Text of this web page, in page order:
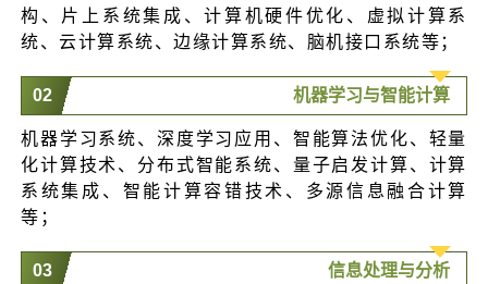
构、片上系统集成、计算机硬件优化、虚拟计算系
统、云计算系统、边缘计算系统、脑机接口系统等；
02 机器学习与智能计算
机器学习系统、深度学习应用、智能算法优化、轻量
化计算技术、分布式智能系统、量子启发计算、计算
系统集成、智能计算容错技术、多源信息融合计算
等；
03 信息处理与分析